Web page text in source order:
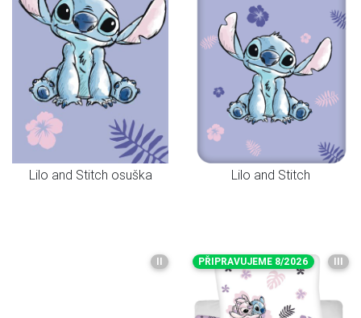
Lilo and Stitch osuška Lilo and Stitch
II PŘIPRAVUJEME 8/2026 III